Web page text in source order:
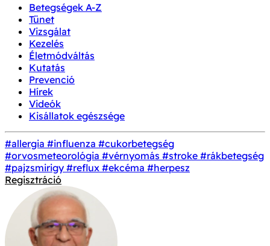
Betegségek A-Z
Tünet
Vizsgálat
Kezelés
Életmódváltás
Kutatás
Prevenció
Hírek
Videók
Kisállatok egészsége
#allergia #influenza #cukorbetegség
#orvosmeteorológia #vérnyomás #stroke #rákbetegség
#pajzsmirigy #reflux #ekcéma #herpesz
Regisztráció